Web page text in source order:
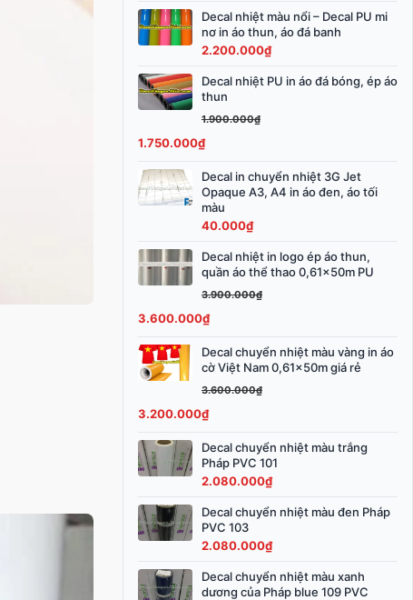
3.800.000₫.Decal nhiệt màu nổi – Decal PU mi
nơ in áo thun, áo đá banh
2.200.000₫
Decal nhiệt PU in áo đá bóng, ép áo
thun
1.900.000₫
Giá
gốc
1.900.000₫.
1.750.000₫
Giá
hiện
là:
1.750.000₫.Decal in chuyển nhiệt 3G Jet
Opaque A3, A4 in áo đen, áo tối
màu
40.000₫
Decal nhiệt in logo ép áo thun,
quần áo thể thao 0,61x50m PU
3.900.000₫
Giá
gốc
3.900.000₫.
3.600.000₫
Giá
hiện
là:
3.600.000₫.Decal chuyển nhiệt màu vàng in áo
cờ Việt Nam 0,61x50m giá rẻ
3.600.000₫
Giá
gốc
3.600.000₫.
3.200.000₫
Giá
hiện
là:
3.200.000₫.Decal chuyển nhiệt màu trắng
Pháp PVC 101
2.080.000₫
Decal chuyển nhiệt màu đen Pháp
PVC 103
2.080.000₫
Decal chuyển nhiệt màu xanh
dương của Pháp blue 109 PVC